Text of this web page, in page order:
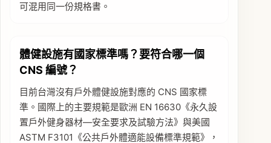
可混用同一份規格書。
體健設施有國家標準嗎？要符合哪一個
CNS 編號？
目前台灣沒有戶外體健設施對應的 CNS 國家標
準。國際上的主要規範是歐洲 EN 16630《永久設
置戶外健身器材—安全要求及試驗方法》與美國
ASTM F3101《公共戶外體適能設備標準規範》，